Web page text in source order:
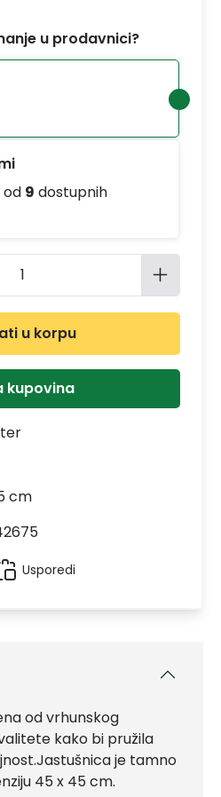
od vrhunskog
kako bi pružila
je tamno
45 x 45 cm.
u prodavnici?
od 9 dostupnih
Unesite
u korpu
kupovina
cm
Usporedi